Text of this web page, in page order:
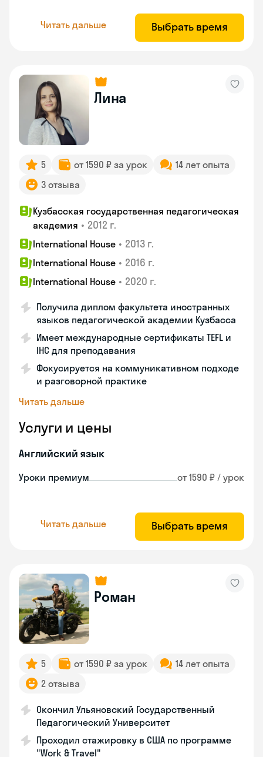
Читать дальше Выбрать время
Лина
5 от 1590 ₽ за урок
14 лет опыта
3 отзыва
Кузбасская государственная педагогическая
академия • 2012 г.
International House • 2013 г.
International House • 2016 г.
International House • 2020 г.
Получила диплом факультета иностранных
языков педагогической академии Кузбасса
Имеет международные сертификаты TEFL и
IHC для преподавания
Фокусируется на коммуникативном подходе
и разговорной практике
Читать дальше
Услуги и цены
Английский язык
Уроки премиум от 1590 ₽ / урок
Читать дальше Выбрать время
Роман
5 от 1590 ₽ за урок
14 лет опыта
2 отзыва
Окончил Ульяновский Государственный
Педагогический Университет
Проходил стажировку в США по программе
"Work & Travel"